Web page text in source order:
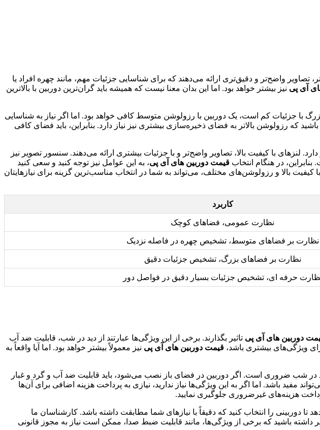
تصاویر واضح‌تر و دقیق‌تری ارائه می‌دهند که برای شناسایی جزئیات مهم، مانند چهره افراد یا
آی پی نیز بیشتر خواهد بود. اما این بدان معنا نیست که همیشه باید گران‌ترین دوربین با بالاترین
جزئیات کم است، یک دوربین با رزولوشن متوسط ​​کافی خواهد بود. اما اگر نیاز به شناسایی
که رزولوشن بالاتر به فضای ذخیره‌سازی بیشتری نیز نیاز دارد. بنابراین، باید فضای کافی
لنزهای با کیفیت بالا، تصاویر واضح‌تر و با جزئیات بیشتری ارائه می‌دهند. سنسور تصویر نیز
در هنگام انتخاب قیمت دوربین های آی پی، به این عوامل نیز توجه کنید و سعی کنید
کیفیت بالا و رزولوشن‌های مختلف، می‌تواند به شما در انتخاب مناسب‌ترین گزینه برای نیازهایتان
کاربرد
نظارت عمومی، فضاهای کوچک
نظارت بر فضاهای متوسط، تشخیص چهره در فاصله نزدیک
نظارت بر فضاهای بزرگ، تشخیص جزئیات دقیق
حرفه ای، تشخیص جزئیات بسیار دقیق در فواصل دور
دوربین های آی پی تاثیر بگذارند. برخی از این ویژگی‌ها عبارتند از دید در شب، قابلیت ضد آب
ویژگی‌های بیشتری باشد، قیمت دوربین های آی پی نیز معمولاً بیشتر خواهد بود. اما آیا واقعاً به
دید در شب ضروری است. اگر دوربین در فضای باز نصب می‌شود، باید قابلیت ضد آب و گرد و غبار
باشد. اما اگر به این ویژگی‌ها نیاز ندارید، نیازی به پرداخت هزینه اضافی برای آن‌ها
هزینه‌های غیرضروری جلوگیری نمایید.
دوربینی را انتخاب کنید که دقیقاً با نیازهای شما مطابقت داشته باشد. کارشناسان ما
داشته باشید که برخی از ویژگی‌ها، مانند قابلیت ضبط صدا، ممکن است نیاز به مجوز قانونی